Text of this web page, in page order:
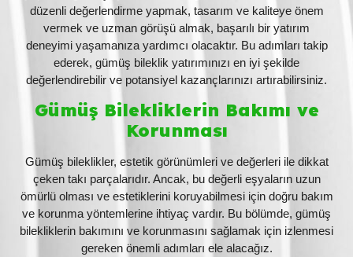
düzenli değerlendirme yapmak, tasarım ve kaliteye önem
vermek ve uzman görüşü almak, başarılı bir yatırım
deneyimi yaşamanıza yardımcı olacaktır. Bu adımları takip
ederek, gümüş bileklik yatırımınızı en iyi şekilde
değerlendirebilir ve potansiyel kazançlarınızı artırabilirsiniz.
Gümüş Bilekliklerin Bakımı ve
Korunması
Gümüş bileklikler, estetik görünümleri ve değerleri ile dikkat
çeken takı parçalarıdır. Ancak, bu değerli eşyaların uzun
ömürlü olması ve estetiklerini koruyabilmesi için doğru bakım
ve korunma yöntemlerine ihtiyaç vardır. Bu bölümde, gümüş
bilekliklerin bakımını ve korunmasını sağlamak için izlenmesi
gereken önemli adımları ele alacağız.